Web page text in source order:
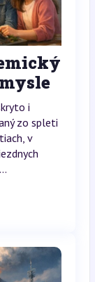
i
zo spleti
v